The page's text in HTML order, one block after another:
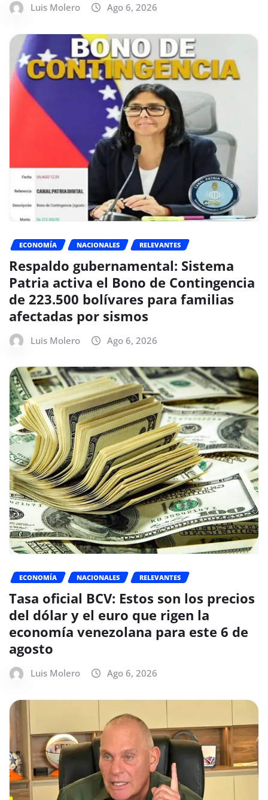
Luis Molero Ago 6, 2026
ECONOMÍA NACIONALES RELEVANTES
Respaldo gubernamental: Sistema
Patria activa el Bono de Contingencia
de 223.500 bolívares para familias
afectadas por sismos
Luis Molero Ago 6, 2026
ECONOMÍA NACIONALES RELEVANTES
Tasa oficial BCV: Estos son los precios
del dólar y el euro que rigen la
economía venezolana para este 6 de
agosto
Luis Molero Ago 6, 2026